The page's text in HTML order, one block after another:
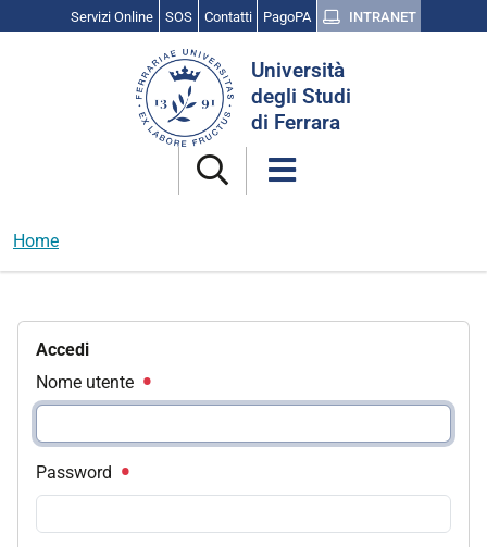
Servizi Online SOS Contatti PagoPA INTRANET
Università
degli Studi
di Ferrara
Home
Accedi
Nome utente
Password